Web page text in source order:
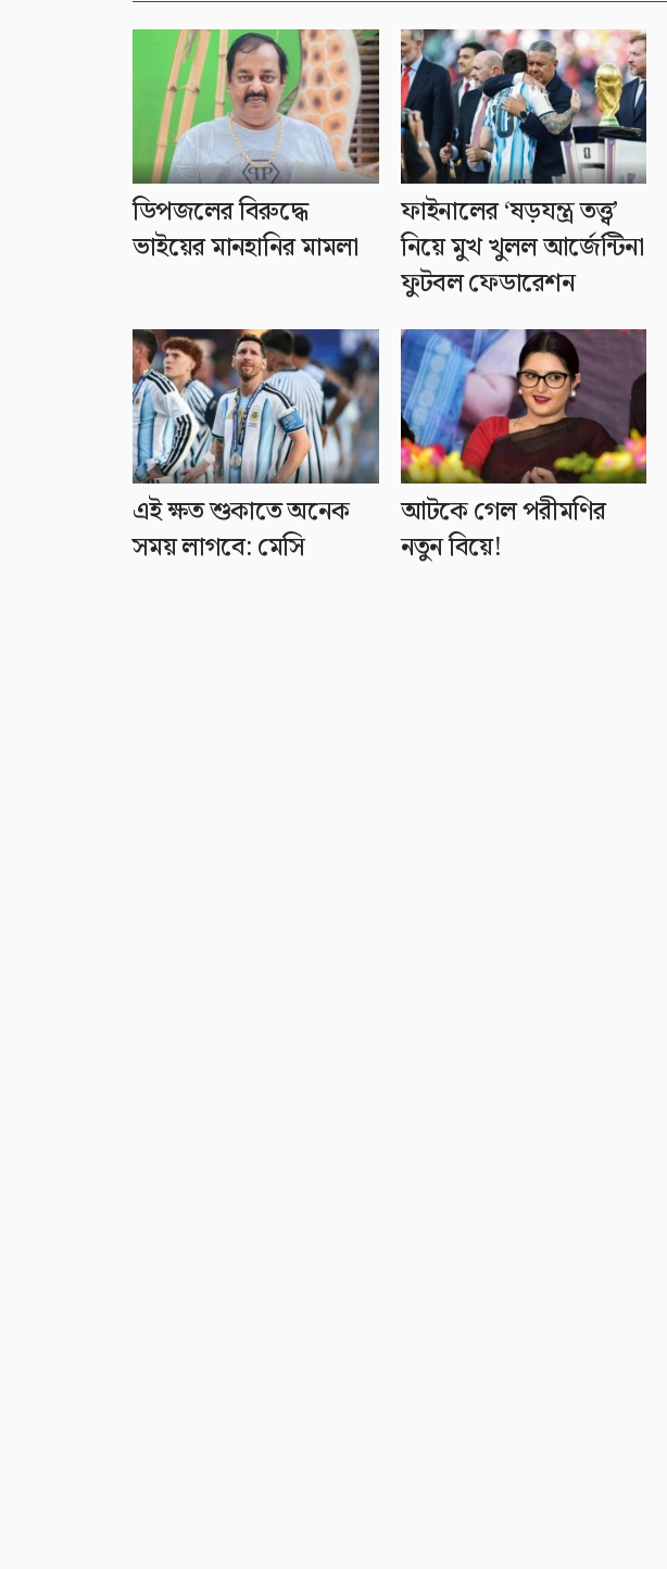
ডিপজলের বিরুদ্ধে
ভাইয়ের মানহানির মামলা
ফাইনালের ‘ষড়যন্ত্র তত্ত্ব’
নিয়ে মুখ খুলল আর্জেন্টিনা
ফুটবল ফেডারেশন
এই ক্ষত শুকাতে অনেক
সময় লাগবে: মেসি
আটকে গেল পরীমণির
নতুন বিয়ে!